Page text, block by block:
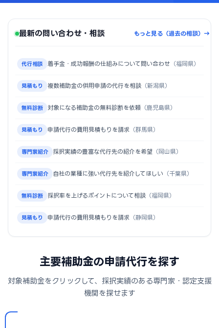
最新の問い合わせ・相談 もっと見る（過去の相談）→
代行相談 着手金・成功報酬の仕組みについて問い合わせ （福岡県）
見積もり 複数補助金の併用申請の代行を相談 （新潟県）
無料診断 対象になる補助金の無料診断を依頼 （鹿児島県）
見積もり 申請代行の費用見積もりを請求 （群馬県）
専門家紹介 採択実績の豊富な代行先の紹介を希望 （岡山県）
専門家紹介 自社の業種に強い代行先を紹介してほしい （千葉県）
無料診断 採択率を上げるポイントについて相談 （福岡県）
見積もり 申請代行の費用見積もりを請求 （静岡県）
主要補助金の申請代行を探す
対象補助金をクリックして、採択実績のある専門家・認定支援
機関を探せます